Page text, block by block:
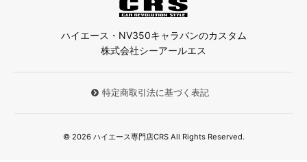
ハイエース・NV350キャラバンのカスタム
株式会社シーアールエス
特定商取引法に基づく表記
© 2026 ハイエース専門店CRS All Rights Reserved.